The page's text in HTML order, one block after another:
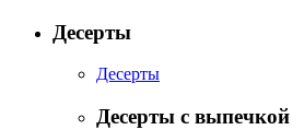
Десерты
Десерты
Десерты с выпечкой